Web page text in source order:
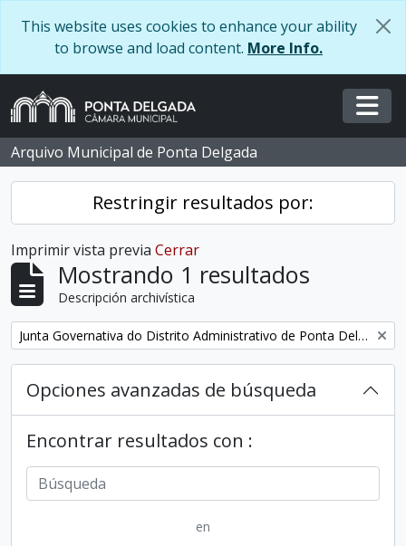
This website uses cookies to enhance your ability
to browse and load content. More Info.
Arquivo Municipal de Ponta Delgada
Restringir resultados por:
Imprimir vista previa Cerrar
Mostrando 1 resultados
Descripción archivística
Remove filter: Junta Governativa do Distrito Administrativo de Ponta Delgada
Opciones avanzadas de búsqueda
Encontrar resultados con :
en